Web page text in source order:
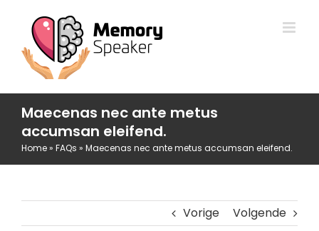
inhoud
Maecenas nec ante metus
accumsan eleifend.
Home» FAQs » Maecenas nec ante metus accumsan eleifend.
Vorige Volgende